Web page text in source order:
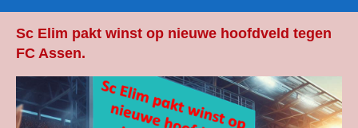
Sc Elim pakt winst op nieuwe hoofdveld tegen
FC Assen.